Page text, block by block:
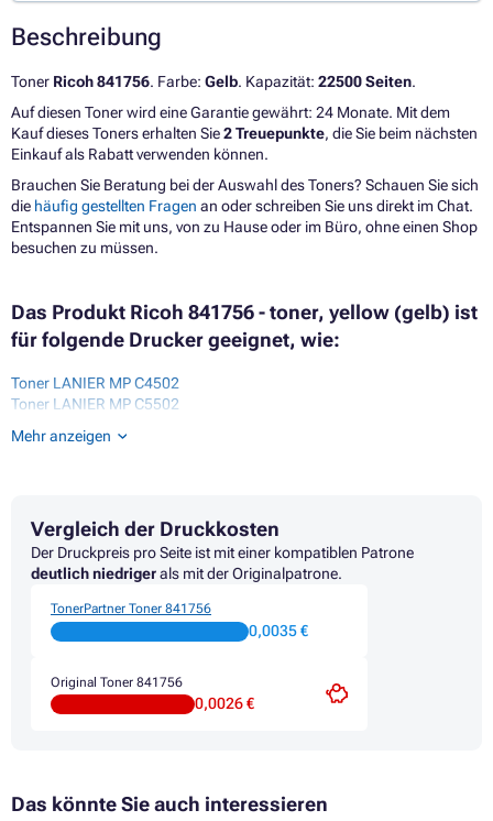
Beschreibung
Toner Ricoh 841756. Farbe: Gelb. Kapazität: 22500 Seiten.
Auf diesen Toner wird eine Garantie gewährt: 24 Monate. Mit dem
Kauf dieses Toners erhalten Sie2 Treuepunkte, die Sie beim nächsten
Einkauf als Rabatt verwenden können.
Brauchen Sie Beratung bei der Auswahl des Toners? Schauen Sie sich
die häufig gestellten Fragen an oder schreiben Sie uns direkt im Chat.
Entspannen Sie mit uns, von zu Hause oder im Büro, ohne einen Shop
besuchen zu müssen.
Das Produkt Ricoh 841756 - toner, yellow (gelb) ist
für folgende Drucker geeignet, wie:
Toner LANIER MP C4502
Toner LANIER MP C5502
Toner RICOH AFICIO MP C4502
Toner RICOH AFICIO MP C4502 SERIES
Toner RICOH AFICIO MP C5502
Toner RICOH AFICIO MP C5502 SERIES
Toner RICOH AFICIO MP C5502A
Toner RICOH AFICIO MP C5502SPDF
Toner RICOH MP C4502
Toner RICOH MP C4502AD
Toner RICOH MP C4502SPDF
Mehr anzeigen
Vergleich der Druckkosten
Der Druckpreis pro Seite ist mit einer kompatiblen Patrone
deutlich niedrigerals mit der Originalpatrone.
TonerPartner Toner 841756
0,0035 €
Original Toner 841756
0,0026 €
Das könnte Sie auch interessieren